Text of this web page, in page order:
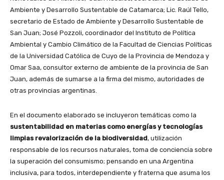
Ambiente y Desarrollo Sustentable de Catamarca; Lic. Raúl Tello,
secretario de Estado de Ambiente y Desarrollo Sustentable de
San Juan; José Pozzoli, coordinador del Instituto de Política
Ambiental y Cambio Climático de la Facultad de Ciencias Políticas
de la Universidad Católica de Cuyo de la Provincia de Mendoza y
Omar Saa, consultor externo de ambiente de la provincia de San
Juan, además de sumarse a la firma del mismo, autoridades de
otras provincias argentinas.
En el documento elaborado se incluyeron temáticas como la
sustentabilidad en materias como energías y tecnologías
limpias revalorización de la biodiversidad, utilización
responsable de los recursos naturales, toma de conciencia sobre
la superación del consumismo; pensando en una Argentina
inclusiva, para todos, interdependiente y fraterna que asuma los